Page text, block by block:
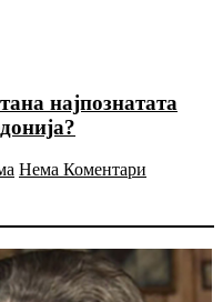
најпознатата
Нема Коментари